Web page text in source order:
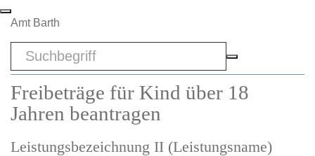
Zum Hauptinhalt springen
Amt Barth
Sword
Freibeträge für Kind über 18
Jahren beantragen
Leistungsbezeichnung II (Leistungsname)